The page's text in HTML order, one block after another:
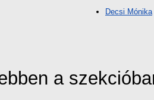
Decsi Mónika
a